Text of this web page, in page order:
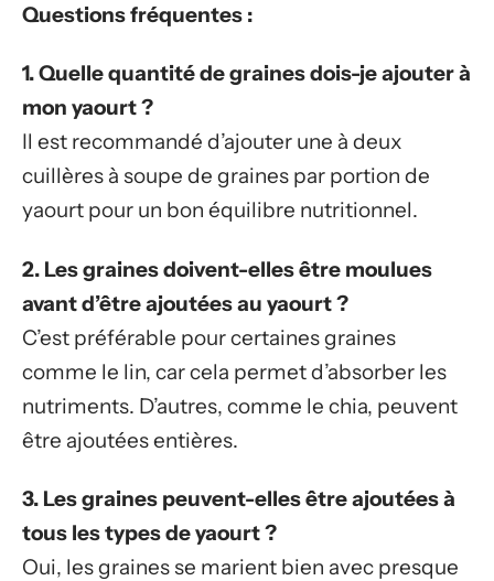
Questions fréquentes :
1. Quelle quantité de graines dois-je ajouter à
mon yaourt ?
Il est recommandé d’ajouter une à deux
cuillères à soupe de graines par portion de
yaourt pour un bon équilibre nutritionnel.
2. Les graines doivent-elles être moulues
avant d’être ajoutées au yaourt ?
C’est préférable pour certaines graines
comme le lin, car cela permet d’absorber les
nutriments. D’autres, comme le chia, peuvent
être ajoutées entières.
3. Les graines peuvent-elles être ajoutées à
tous les types de yaourt ?
Oui, les graines se marient bien avec presque